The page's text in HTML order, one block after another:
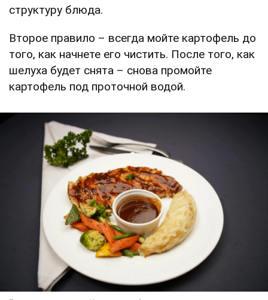
структуру блюда.
Второе правило – всегда мойте картофель до
того, как начнете его чистить. После того, как
шелуха будет снята – снова промойте
картофель под проточной водой.